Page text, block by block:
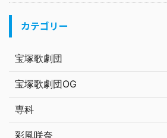
カテゴリー
宝塚歌劇団
宝塚歌劇団OG
専科
彩風咲奈